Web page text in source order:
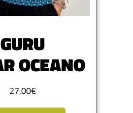
GURU
OCEANO
27,00€